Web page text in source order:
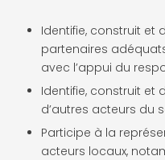
Identifie, construit et
partenaires
avec l’appui du
Identifie, construit et
d’autres acteurs du
Participe à la
acteurs locaux,